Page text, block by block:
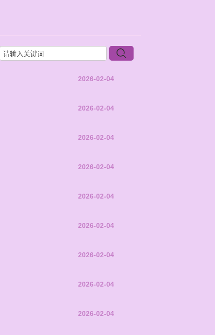
2026-02-04
2026-02-04
2026-02-04
2026-02-04
2026-02-04
2026-02-04
2026-02-04
2026-02-04
2026-02-04